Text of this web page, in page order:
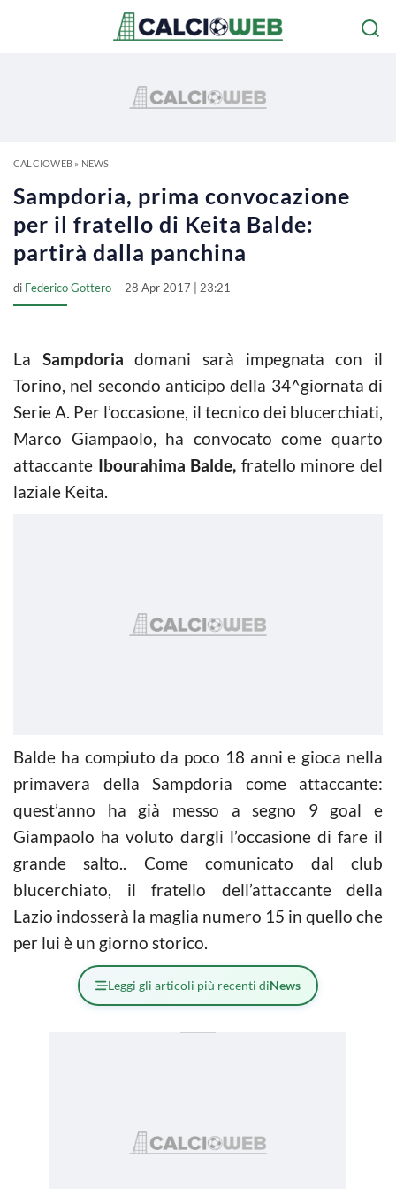
CALCIOWEB» NEWS
Sampdoria, prima convocazione
per il fratello di Keita Balde:
partirà dalla panchina
di Federico Gottero 28 Apr 2017 | 23:21
La Sampdoria domani sarà impegnata con il
Torino, nel secondo anticipo della 34^giornata di
Serie A. Per l’occasione, il tecnico dei blucerchiati,
Marco Giampaolo, ha convocato come quarto
attaccante Ibourahima Balde, fratello minore del
laziale Keita.
Balde ha compiuto da poco 18 anni e gioca nella
primavera della Sampdoria come attaccante:
quest’anno ha già messo a segno 9 goal e
Giampaolo ha voluto dargli l’occasione di fare il
grande salto.. Come comunicato dal club
blucerchiato, il fratello dell’attaccante della
Lazio indosserà la maglia numero 15 in quello che
per lui è un giorno storico.
Leggi gli articoli più recenti diNews